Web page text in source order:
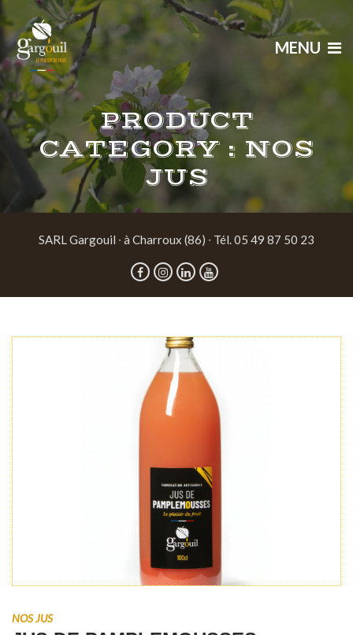
MENU
PRODUCT
CATEGORY : NOS
JUS
SARL Gargouil ∙ à Charroux (86) ∙ Tél. 05 49 87 50 23
NOS JUS